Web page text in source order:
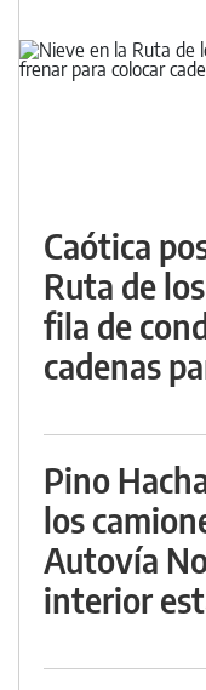
Caótica
Ruta de
fila de
cadenas
Pino
los
Autovía
interior